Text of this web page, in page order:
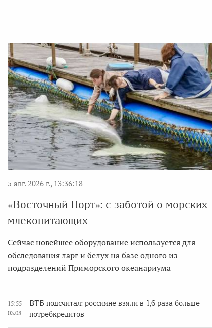
5 авг. 2026 г., 13:36:18
«Восточный Порт»: с заботой о морских
млекопитающих
Сейчас новейшее оборудование используется для
обследования ларг и белух на базе одного из
подразделений Приморского океанариума
15:55
03.08
ВТБ подсчитал: россияне взяли в 1,6 раза больше
потребкредитов